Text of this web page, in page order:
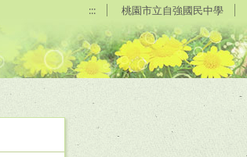
::: 桃園市立自強國民中學